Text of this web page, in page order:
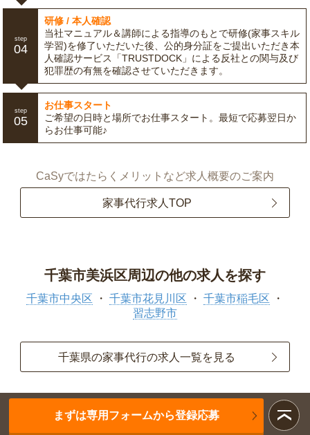
step
04
研修 / 本人確認
当社マニュアル＆講師による指導のもとで研修(家事スキル
学習)を修了いただいた後、公的身分証をご提出いただき本
人確認サービス「TRUSTDOCK」による反社との関与及び
犯罪歴の有無を確認させていただきます。
step
05
お仕事スタート
ご希望の日時と場所でお仕事スタート。最短で応募翌日か
らお仕事可能♪
CaSyではたらくメリットなど求人概要のご案内
家事代行求人TOP
千葉市美浜区周辺の他の求人を探す
千葉市中央区 千葉市花見川区
千葉市稲毛区
習志野市
千葉県の家事代行の求人一覧を見る
まずは専用フォームから登録応募